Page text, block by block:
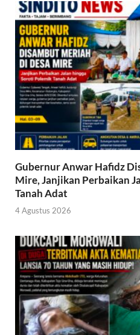
Gubernur Anwar Hafidz
Mire, Janjikan Perbaikan
Tanah Adat
4 Agustus 2026